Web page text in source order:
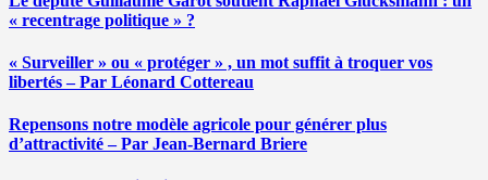
« recentrage politique » ?
« Surveiller » ou « protéger » , un mot suffit à troquer vos
libertés – Par Léonard Cottereau
Repensons notre modèle agricole pour générer plus
d’attractivité – Par Jean-Bernard Briere